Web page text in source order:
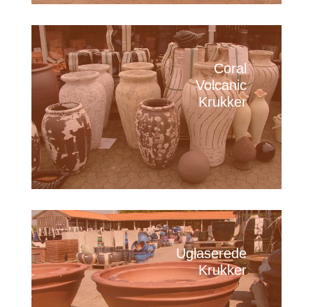
Coral
Volcanic
Krukker
Uglaserede
Krukker